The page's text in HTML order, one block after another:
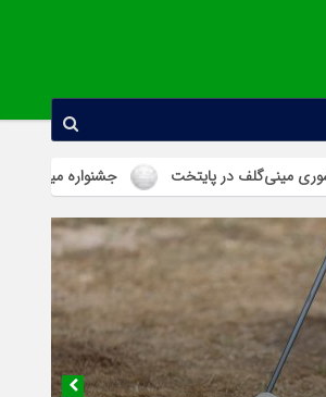
پایتخت جشنواره مینی‌گلف هفته جوان در